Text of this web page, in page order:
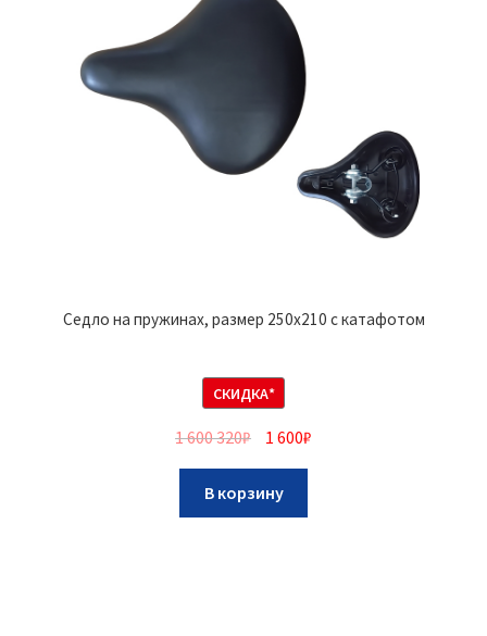
Седло на пружинах, размер 250х210 с катафотом
СКИДКА*
1 600 320₽ 1 600₽
В корзину